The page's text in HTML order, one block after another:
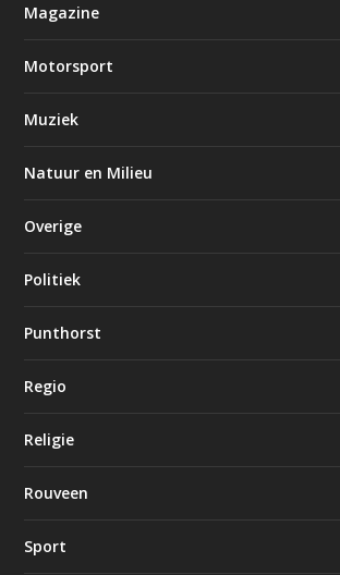
Magazine
Motorsport
Muziek
Natuur en Milieu
Overige
Politiek
Punthorst
Regio
Religie
Rouveen
Sport